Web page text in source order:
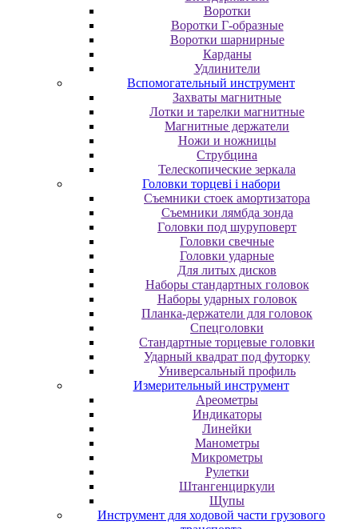
Воротки
Воротки Г-образные
Воротки шарнирные
Карданы
Удлинители
Вспомогательный инструмент
Захваты магнитные
Лотки и тарелки магнитные
Магнитные держатели
Ножи и ножницы
Струбцина
Телескопические зеркала
Головки торцеві і набори
Cъeмники cтoeк aмopтизaтopa
Cъeмники лямбдa зoндa
Гoлoвки пoд шуpупoвepт
Головки свечные
Головки ударные
Для литых дисков
Наборы стандартных головок
Наборы ударных головок
Планка-держатели для головок
Спецголовки
Стандартные торцевые головки
Ударный квадрат под футорку
Универсальный профиль
Измерительный инструмент
Ареометры
Индикаторы
Линейки
Манометры
Микрометры
Рулетки
Штангенциркули
Щупы
Инструмент для ходовой части грузового